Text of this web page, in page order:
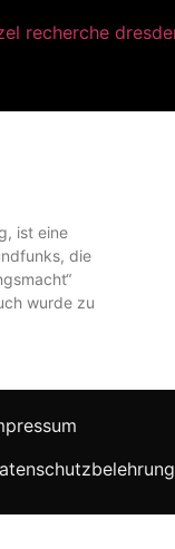
ist eine
die
wurde zu